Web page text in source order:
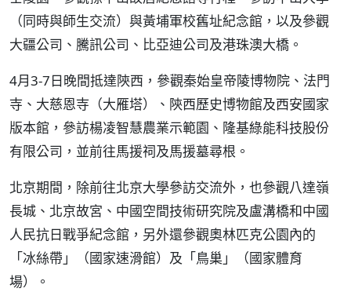
（同時與師生交流）與黃埔軍校舊址紀念館，以及參觀
大疆公司、騰訊公司、比亞迪公司及港珠澳大橋。
4月3-7日晚間抵達陝西，參觀秦始皇帝陵博物院、法門
寺、大慈恩寺（大雁塔）、陝西歷史博物館及西安國家
版本館，參訪楊凌智慧農業示範園、隆基綠能科技股份
有限公司，並前往馬援祠及馬援墓尋根。
北京期間，除前往北京大學參訪交流外，也參觀八達嶺
長城、北京故宮、中國空間技術研究院及盧溝橋和中國
人民抗日戰爭紀念館，另外還參觀奧林匹克公園內的
「冰絲帶」（國家速滑館）及「鳥巢」（國家體育
場）。